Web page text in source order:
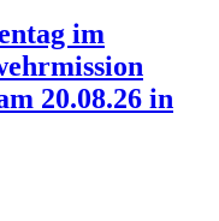
im
20.08.26 in